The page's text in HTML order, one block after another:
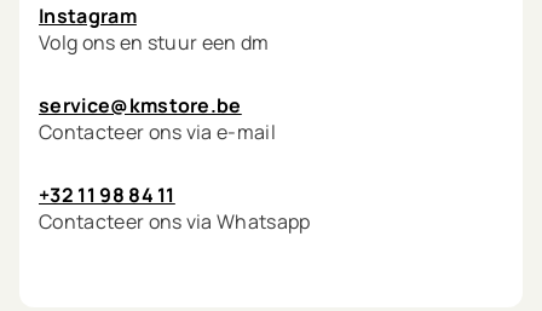
Instagram
Volg ons en stuur een dm
service@kmstore.be
Contacteer ons via e-mail
+32 11 98 84 11
Contacteer ons via Whatsapp